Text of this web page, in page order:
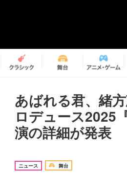
あばれる君、緒
ロデュース2025
演の詳細が発表
ニュース 舞台